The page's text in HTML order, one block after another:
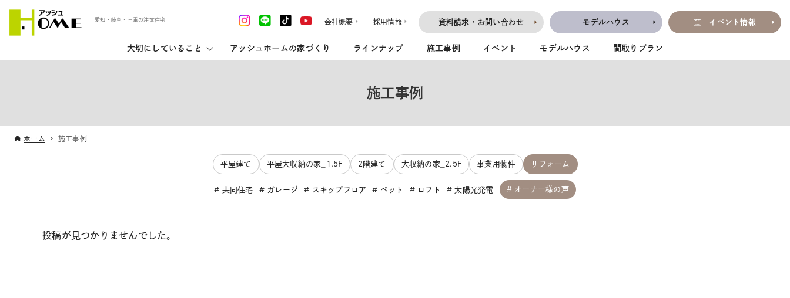
愛知・岐阜・三重の注文住宅 会社概要 採用情報 資料請求・お問い合わせ モデルハウス イベント情報
大切にしていること アッシュホームの家づくり ラインナップ 施工事例 イベント モデルハウス 間取りプラン
施工事例
ホーム 施工事例
平屋建て 平屋大収納の家_1.5F 2階建て 大収納の家_2.5F 事業用物件 リフォーム
共同住宅 ガレージ スキップフロア ペット ロフト 太陽光発電 オーナー様の声
投稿が見つかりませんでした。